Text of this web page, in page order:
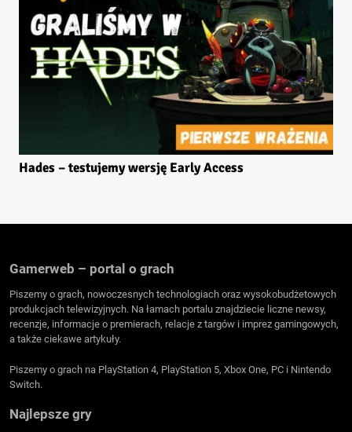
Hades – testujemy wersję Early Access
Gamerweb – portal o grach
Piszemy o grach, nowoczesnych technologiach oraz wysokobudżetowych
produkcjach telewizyjnych. Na łamach portalu znajdziecie liczne newsy,
recenzje, informacje o premierach, relacje z targów i imprez gamingowych,
a także ciekawe artykuły.
Piszemy o grach na PlayStation 4, PlayStation 5, Xbox One, PC i Nintendo
Switch.
Najlepsze gry